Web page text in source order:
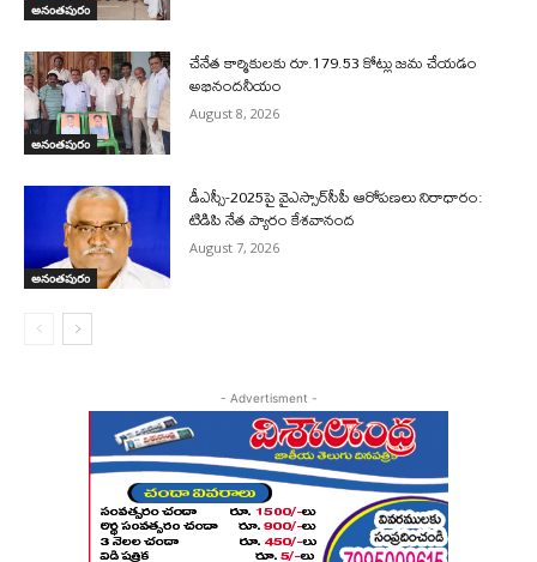
అనంతపురం
అనంతపురం
చేనేత కార్మికులకు రూ.179.53 కోట్లు జమ చేయడం
అభినందనీయం
August 8, 2026
అనంతపురం
డీఎస్సీ-2025పై వైఎస్సార్‌సీపీ ఆరోపణలు నిరాధారం:
టిడిపి నేత ప్యారం కేశవానంద
August 7, 2026
- Advertisment -